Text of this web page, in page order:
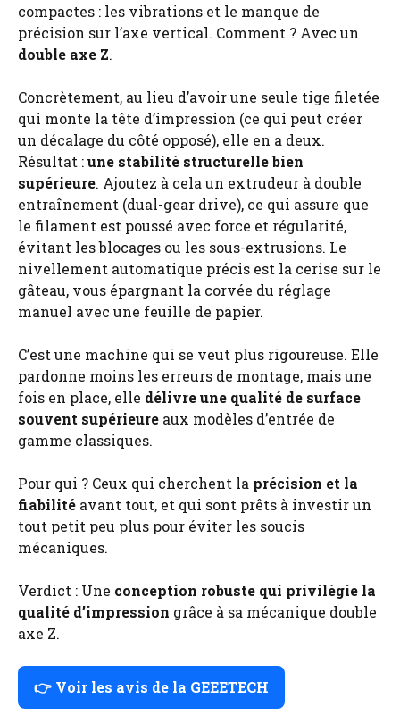
compactes : les vibrations et le manque de
précision sur l’axe vertical. Comment ? Avec un
double axe Z.
Concrètement, au lieu d’avoir une seule tige filetée
qui monte la tête d’impression (ce qui peut créer
un décalage du côté opposé), elle en a deux.
Résultat :une stabilité structurelle bien
supérieure. Ajoutez à cela un extrudeur à double
entraînement (dual-gear drive), ce qui assure que
le filament est poussé avec force et régularité,
évitant les blocages ou les sous-extrusions. Le
nivellement automatique précis est la cerise sur le
gâteau, vous épargnant la corvée du réglage
manuel avec une feuille de papier.
C’est une machine qui se veut plus rigoureuse. Elle
pardonne moins les erreurs de montage, mais une
fois en place, elle délivre une qualité de surface
souvent supérieure aux modèles d’entrée de
gamme classiques.
Pour qui ? Ceux qui cherchent la précision et la
fiabilité avant tout, et qui sont prêts à investir un
tout petit peu plus pour éviter les soucis
mécaniques.
Verdict : Une conception robuste qui privilégie la
qualité d’impression grâce à sa mécanique double
axe Z.
👉 Voir les avis de la GEEETECH